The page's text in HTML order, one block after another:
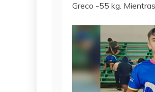
Greco -55 kg.